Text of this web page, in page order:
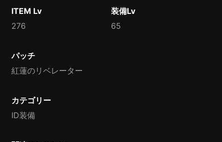
ITEM Lv
276
装備Lv
65
パッチ
紅蓮のリベレーター
カテゴリー
ID装備